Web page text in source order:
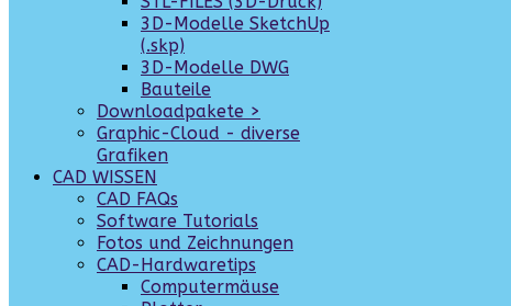
3D-Modelle SketchUp
(.skp)
3D-Modelle DWG
Bauteile
Downloadpakete >
Graphic-Cloud - diverse
Grafiken
CAD WISSEN
CAD FAQs
Software Tutorials
Fotos und Zeichnungen
CAD-Hardwaretips
Computermäuse